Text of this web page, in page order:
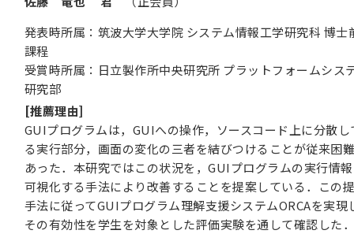
発表時所属：筑波大学大学院 システム情報工学研究科 博士
課程
受賞時所属：日立製作所中央研究所 プラットフォームシス
研究部
[推薦理由]
GUIプログラムは，GUIへの操作，ソースコード上に分散し
る実行部分，画面の変化の三者を結びつけることが従来困
あった．本研究ではこの状況を，GUIプログラムの実行情
可視化する手法により改善することを提案している．この
手法に従ってGUIプログラム理解支援システムORCAを実現
その有効性を学生を対象とした評価実験を通して確認した